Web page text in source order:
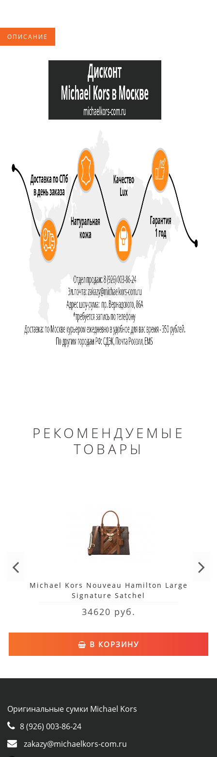
ОПИСАНИЕ
РЕКОМЕНДУЕМЫЕ
ТОВАРЫ
Michael Kors Nouveau Hamilton Large
Signature Satchel
34620 руб.
В КОРЗИНУ
Оригинальные сумки Michael Kors
8 (926) 003-86-24
zakazy@michaelkors-com.ru